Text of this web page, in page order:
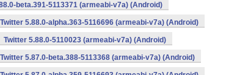
beta.391-5113371 (armeabi-v7a) (Android)
Twitter 5.88.0-alpha.363-5116696 (armeabi-v7a) (Android)
Twitter 5.88.0-5110023 (armeabi-v7a) (Android)
Twitter 5.87.0-beta.388-5113368 (armeabi-v7a) (Android)